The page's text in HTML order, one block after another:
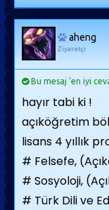
aheng
Ziyaretçi
Bu mesaj 'en iyi
hayır tabi ki !
açıköğretim
lisans 4 yıllık
# Felsefe,
# Sosyoloji,
# Türk Dili ve